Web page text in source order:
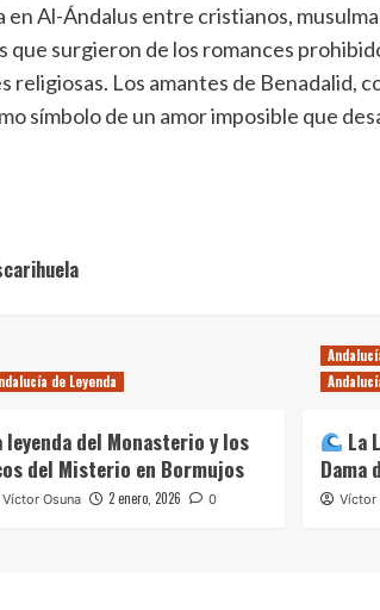
Al-Ándalus entre cristianos,
surgieron de los romances
religiosas. Los amantes de Benadalid,
símbolo de un amor imposible que
de Leyenda
leyenda del Monasterio y los
del Misterio en Bormujos
Víctor Osuna 2 enero, 2026 0
La
Dama
Víctor